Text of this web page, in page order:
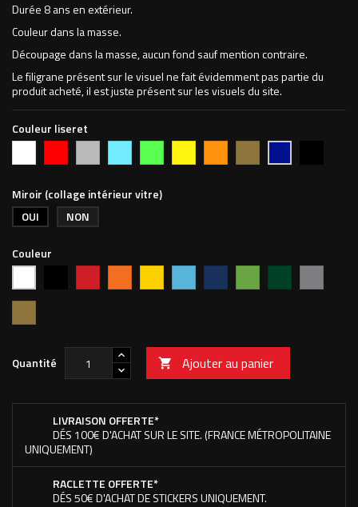
Durée 8 ans en extérieur.
Couleur dans la masse.
Découpage dans la masse, aucun fond sauf mention contraire.
Le filigrane présent sur le visuel ne fait évidemment pas partie du
produit acheté, il est juste présent sur les visuels du site.
Couleur liseret
vif
clair
pomme
foncé
Miroir (collage intérieur vitre)
OUI
NON
Couleur
vif
clair
foncé pommeforêt
Quantité  Ajouter au panier
LIVRAISON OFFERTE*
DÉS 100€ D'ACHAT SUR LE SITE. (FRANCE MÉTROPOLITAINE
UNIQUEMENT)
RACLETTE OFFERTE*
DÉS 50€ D'ACHAT DE STICKERS UNIQUEMENT.